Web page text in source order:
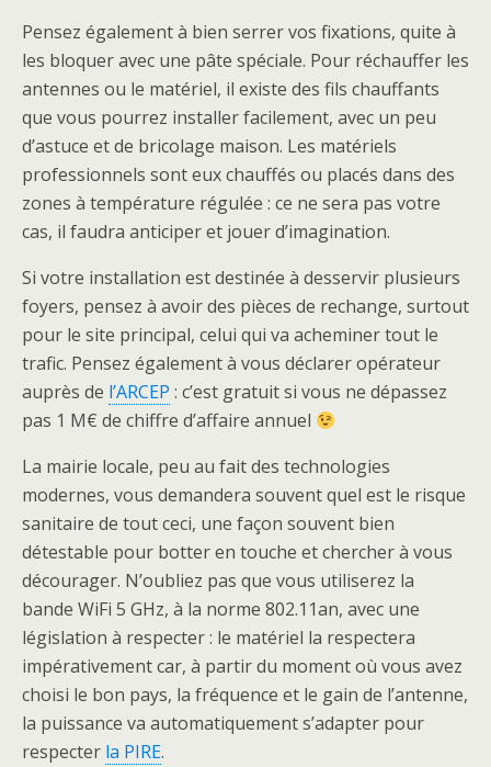
Pensez également à bien serrer vos fixations, quite à
les bloquer avec une pâte spéciale. Pour réchauffer les
antennes ou le matériel, il existe des fils chauffants
que vous pourrez installer facilement, avec un peu
d’astuce et de bricolage maison. Les matériels
professionnels sont eux chauffés ou placés dans des
zones à température régulée : ce ne sera pas votre
cas, il faudra anticiper et jouer d’imagination.
Si votre installation est destinée à desservir plusieurs
foyers, pensez à avoir des pièces de rechange, surtout
pour le site principal, celui qui va acheminer tout le
trafic. Pensez également à vous déclarer opérateur
auprès de l’ARCEP : c’est gratuit si vous ne dépassez
pas 1 M€ de chiffre d’affaire annuel
La mairie locale, peu au fait des technologies
modernes, vous demandera souvent quel est le risque
sanitaire de tout ceci, une façon souvent bien
détestable pour botter en touche et chercher à vous
décourager. N’oubliez pas que vous utiliserez la
bande WiFi 5 GHz, à la norme 802.11an, avec une
législation à respecter : le matériel la respectera
impérativement car, à partir du moment où vous avez
choisi le bon pays, la fréquence et le gain de l’antenne,
la puissance va automatiquement s’adapter pour
respecter la PIRE.